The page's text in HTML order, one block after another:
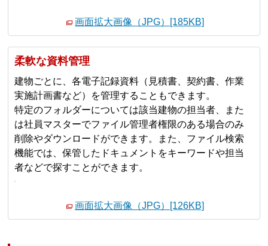
画面拡大画像（JPG）[185KB]
柔軟な資料管理
建物ごとに、各電子記録資料（見積書、契約書、作業
実施計画書など）を管理することもできます。
特定のフォルダーについては該当建物の担当者、また
は社員マスターでファイル管理者権限のある場合のみ
削除やダウンロードができます。また、ファイル検索
機能では、保管したドキュメントをキーワードや担当
者などで探すことができます。
画面拡大画像（JPG）[126KB]